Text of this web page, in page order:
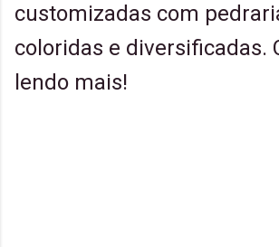
customizadas com
coloridas e diversificadas.
lendo mais!